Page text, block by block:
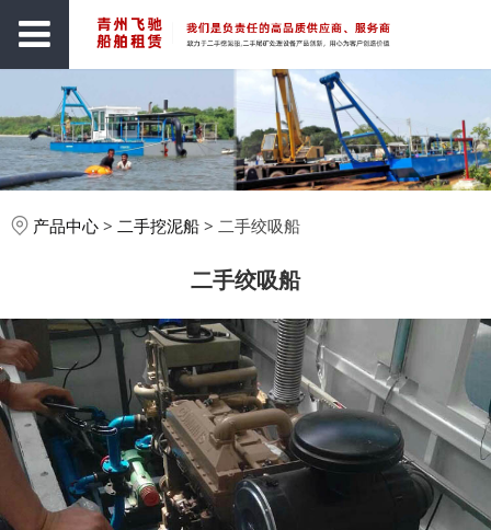
产品中心 > 二手挖泥船 > 二手绞吸船
二手绞吸船